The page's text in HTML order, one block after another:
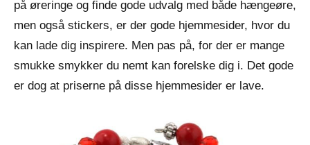
på øreringe og finde gode udvalg med både hængeøre,
men også stickers, er der gode hjemmesider, hvor du
kan lade dig inspirere. Men pas på, for der er mange
smukke smykker du nemt kan forelske dig i. Det gode
er dog at priserne på disse hjemmesider er lave.